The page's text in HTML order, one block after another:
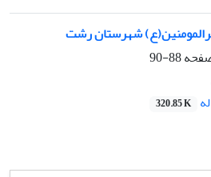
شهرستان رشت
88-90
320.85 K